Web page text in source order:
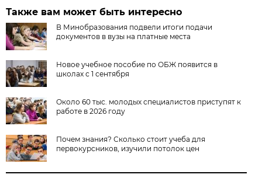
Также вам может быть интересно
В Минобразования подвели итоги подачи
документов в вузы на платные места
Новое учебное пособие по ОБЖ появится в
школах с 1 сентября
Около 60 тыс. молодых специалистов приступят к
работе в 2026 году
Почем знания? Сколько стоит учеба для
первокурсников, изучили потолок цен